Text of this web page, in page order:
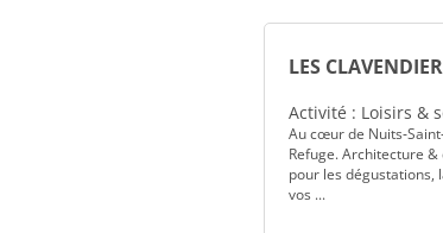
LES
Activité : Loisirs &
Au cœur de
Refuge. Architecture
pour les dégustations,
vos ...